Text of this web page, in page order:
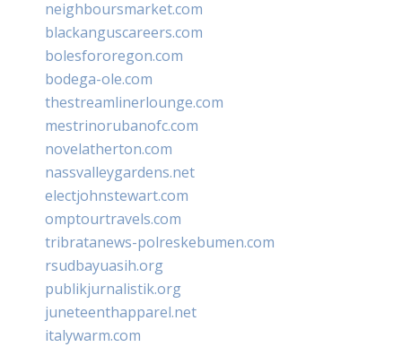
neighboursmarket.com
blackanguscareers.com
bolesfororegon.com
bodega-ole.com
thestreamlinerlounge.com
mestrinorubanofc.com
novelatherton.com
nassvalleygardens.net
electjohnstewart.com
omptourtravels.com
tribratanews-polreskebumen.com
rsudbayuasih.org
publikjurnalistik.org
juneteenthapparel.net
italywarm.com